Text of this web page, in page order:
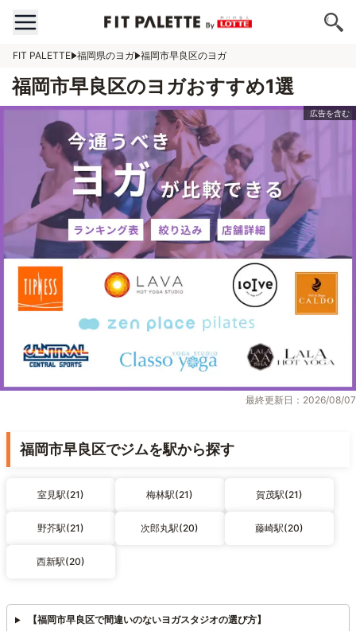
FIT PALETTE 福岡県のヨガ 福岡市早良区のヨガ
福岡市早良区のヨガおすすめ1選
最終更新日：2026/08/07
福岡市早良区でジムを駅から探す
室見駅(21) 梅林駅(21) 賀茂駅(21)
野芥駅(21) 次郎丸駅(20) 藤崎駅(20)
西新駅(20)
【福岡市早良区で間違いのないヨガスタジオの選び方】